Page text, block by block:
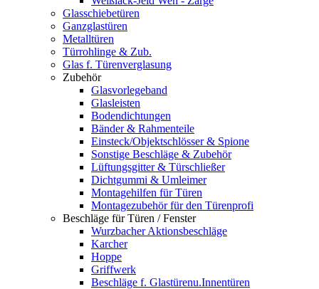
Glasschiebetüren
Ganzglastüren
Metalltüren
Türrohlinge & Zub.
Glas f. Türenverglasung
Zubehör
Glasvorlegeband
Glasleisten
Bodendichtungen
Bänder & Rahmenteile
Einsteck/Objektschlösser & Spione
Sonstige Beschläge & Zubehör
Lüftungsgitter & Türschließer
Dichtgummi & Umleimer
Montagehilfen für Türen
Montagezubehör für den Türenprofi
Beschläge für Türen / Fenster
Wurzbacher Aktionsbeschläge
Karcher
Hoppe
Griffwerk
Beschläge f. Glastürenu.Innentüren